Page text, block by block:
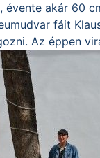
évente akár 60
fáit
Az éppen